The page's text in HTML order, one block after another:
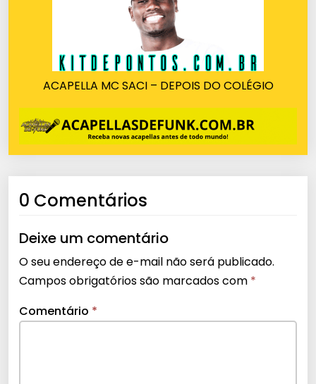
ACAPELLA MC SACI – DEPOIS DO COLÉGIO
0 Comentários
Deixe um comentário
O seu endereço de e-mail não será publicado.
Campos obrigatórios são marcados com *
Comentário *